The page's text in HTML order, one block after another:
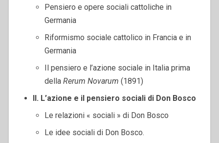
Pensiero e opere sociali cattoliche in
Germania
Riformismo sociale cattolico in Francia e in
Germania
Il pensiero e l’azione sociale in Italia prima
della Rerum Novarum (1891)
II. L’azione e il pensiero sociali di Don Bosco
Le relazioni « sociali » di Don Bosco
Le idee sociali di Don Bosco.